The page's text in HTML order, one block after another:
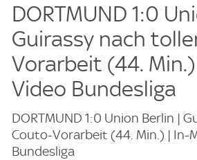
DORTMUND 1:0
Guirassy nach
Vorarbeit (44.
Video Bundesliga
DORTMUND 1:0 Union Berlin |
Couto-Vorarbeit (44. Min.) | In-
Bundesliga